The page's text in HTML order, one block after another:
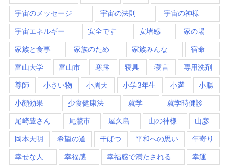
宇宙のメッセージ 宇宙の法則 宇宙の神様
宇宙エネルギー 安全です 安堵感 家の場
家族と食事 家族のため 家族みんな 宿命
富山大学 富山市 寒露 寝具 寝言 専用洗剤
尊師 小さい物 小周天 小学3年生 小満 小腸
小顔効果 少食健康法 就学 就学時健診
尾崎豊さん 尾鷲市 屋久島 山の神様 山彦
岡本天明 希望の道 干ばつ 平和への思い 年寄り
幸せな人 幸福感 幸福感で満たされる 幸運